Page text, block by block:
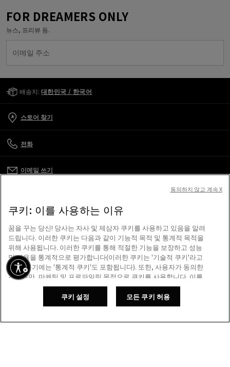
장바구니에 추가
FOR DREAMERS ONLY
뉴스, 프리뷰 등.
이메일 주소
배송지: 대한민국 / 한국어
스토어 찾기
전화
이메일 쓰기
이용 약관
저희가 도와드리겠습니다
스크린 리더를 사용하는 도중 문제가 생겼나요?
쿠키: 이를 사용하는 이유
꿈을 꾸는 당신! 당사는 자사 및 제삼자 쿠키를 사용하고 있음을 알려
드립니다. 이러한 쿠키는 다음과 같이 기능적 목적 및 통계적 목적을
위해 사용됩니다. 이러한 쿠키를 통해 적절한 기능을 보장하고 성능
및 사용을 통계적으로 평가합니다(이러한 쿠키는 '기술적 쿠키'라고
하며, 여기에는 '통계적 쿠키'도 포함됩니다). 또한, 사용자가 동의한
경우에만, 마케팅 및 프로파일링 목적으로 쿠키를 사용합니다. 이를
통해 고객님의 관심 사항 및 선호도에 개인 맞춤화된 유니크한 콘텐
츠를 제공하여, 골든 이용 경험을 한층 더 향상하도록 해줍니다. '모
든 쿠키 허용'을 클릭하면 모든 쿠키를 사용하는 데 동의하게 됩니다.
있습니다. 자세한 정보는 골든구스 쿠키 정책을 참조하시기 바랍니
쿠키 설정 모든 쿠키 허용
동의하지 않고 계속 X